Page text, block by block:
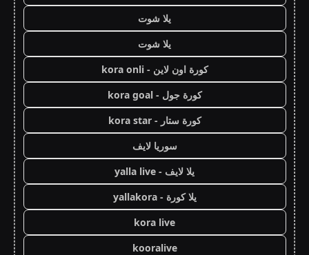
يلا شوت
يلا شوت
كورة اون لاين - kora onli
كورة جول - kora goal
كورة ستار - kora star
سوريا لايف
يلا لايف - yalla live
يلا كورة - yallakora
kora live
kooralive